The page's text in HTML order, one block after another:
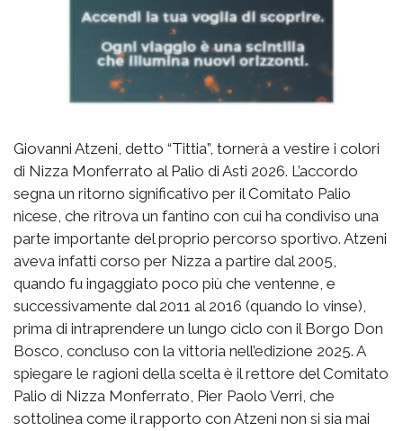
Giovanni Atzeni, detto “Tittia”, tornerà a vestire i colori
di Nizza Monferrato al Palio di Asti 2026. L’accordo
segna un ritorno significativo per il Comitato Palio
nicese, che ritrova un fantino con cui ha condiviso una
parte importante del proprio percorso sportivo. Atzeni
aveva infatti corso per Nizza a partire dal 2005,
quando fu ingaggiato poco più che ventenne, e
successivamente dal 2011 al 2016 (quando lo vinse),
prima di intraprendere un lungo ciclo con il Borgo Don
Bosco, concluso con la vittoria nell’edizione 2025. A
spiegare le ragioni della scelta è il rettore del Comitato
Palio di Nizza Monferrato, Pier Paolo Verri, che
sottolinea come il rapporto con Atzeni non si sia mai